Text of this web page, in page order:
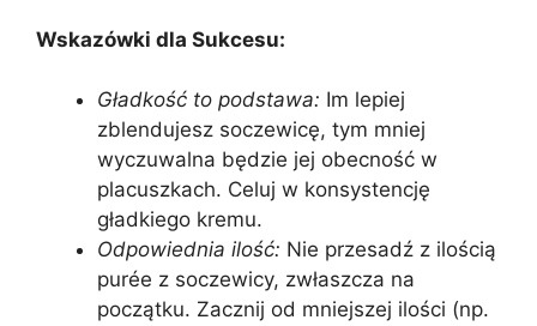
Wskazówki dla Sukcesu:
Gładkość to podstawa: Im lepiej
zblendujesz soczewicę, tym mniej
wyczuwalna będzie jej obecność w
placuszkach. Celuj w konsystencję
gładkiego kremu.
Odpowiednia ilość: Nie przesadź z ilością
purée z soczewicy, zwłaszcza na
początku. Zacznij od mniejszej ilości (np.